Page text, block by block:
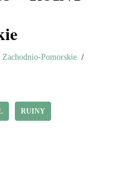
Zachodnio-Pomorskie
RUINY